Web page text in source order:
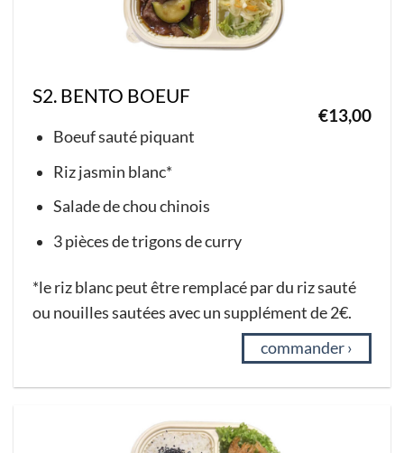
S2. BENTO BOEUF
€13,00
Boeuf sauté piquant
Riz jasmin blanc*
Salade de chou chinois
3 pièces de trigons de curry
*le riz blanc peut être remplacé par du riz sauté
ou nouilles sautées avec un supplément de 2€.
commander ›